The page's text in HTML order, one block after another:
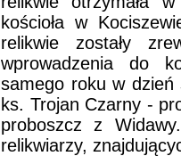
kościoła w
relikwie zostały
wprowadzenia do
samego roku w dzień
ks. Trojan Czarny -
proboszcz z
relikwiarzy,